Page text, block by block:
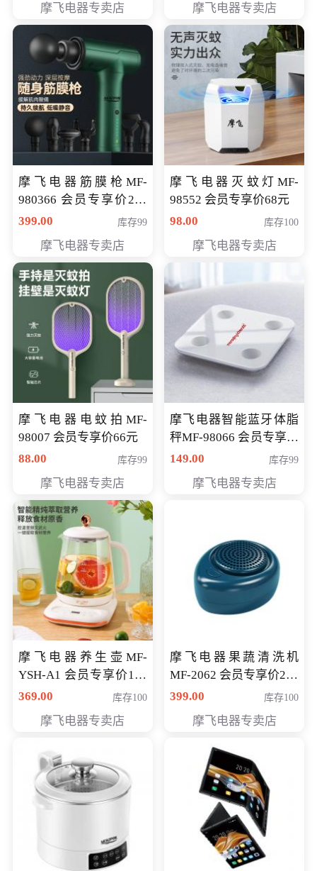
摩飞电器专卖店 摩飞电器专卖店
摩飞电器筋膜枪MF-
980366 会员专享价299
元
399.00 库存99
摩飞电器专卖店
摩飞电器灭蚊灯MF-
98552 会员专享价68元
98.00
库存100
摩飞电器专卖店
摩飞电器电蚊拍MF-
98007 会员专享价66元
88.00
库存99
摩飞电器专卖店
摩飞电器智能蓝牙体脂
秤MF-98066 会员专享价
98元
149.00 库存99
摩飞电器专卖店
摩飞电器养生壶MF-
YSH-A1 会员专享价198
元
369.00 库存100
摩飞电器专卖店
摩飞电器果蔬清洗机
MF-2062 会员专享价268
元
399.00 库存100
摩飞电器专卖店